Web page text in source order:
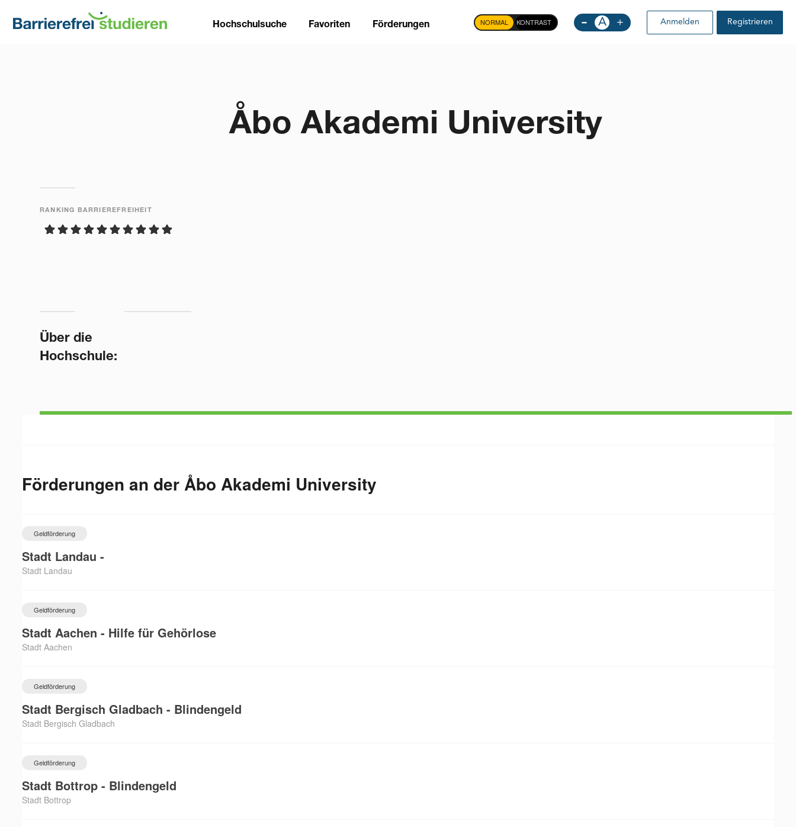
zum
Inhalt
Main
Hochschulsuche Favoriten Förderungen NORMAL KONTRAST - A + Anmelden Registrieren
Åbo Akademi University
RANKING BARRIEREFREIHEIT
Über die
Hochschule:
Förderungen an derÅbo Akademi University
Geldförderung
Stadt Landau -
Stadt Landau
Geldförderung
Stadt Aachen - Hilfe für Gehörlose
Stadt Aachen
Geldförderung
Stadt Bergisch Gladbach - Blindengeld
Stadt Bergisch Gladbach
Geldförderung
Stadt Bottrop - Blindengeld
Stadt Bottrop